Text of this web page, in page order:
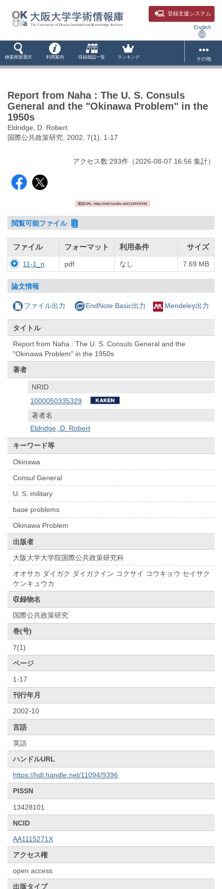
登録支援システム
English
検索画面選択 利用案内 収録雑誌一覧 ランキング その他
Report from Naha : The U. S. Consuls
General and the "Okinawa Problem" in the
1950s
Eldridge, D. Robert
国際公共政策研究, 2002, 7(1), 1-17
アクセス数:293件 （2026-08-07 16:56 集計）
固定URL: https://hdl.handle.net/11094/9396
閲覧可能ファイル
ファイル フォーマット 利用条件 サイズ
11-1_n pdf なし 7.69 MB
論文情報
ファイル出力 EndNote Basic出力 Mendeley出力
タイトル
Report from Naha : The U. S. Consuls General and the
"Okinawa Problem" in the 1950s
著者
NRID
1000050335329
著者名
Eldridge, D. Robert
キーワード等
Okinawa
Consul General
U. S. military
base problems
Okinawa Problem
出版者
大阪大学大学院国際公共政策研究科
オオサカ ダイガク ダイガクイン コクサイ コウキョウ セイサク
ケンキュウカ
収録物名
国際公共政策研究
巻(号)
7(1)
ページ
1-17
刊行年月
2002-10
言語
英語
ハンドルURL
https://hdl.handle.net/11094/9396
PISSN
13428101
NCID
AA1115271X
アクセス権
open access
出版タイプ